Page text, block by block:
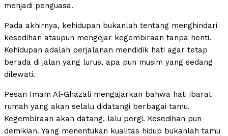
menjadi penguasa.
Pada akhirnya, kehidupan bukanlah tentang menghindari
kesedihan ataupun mengejar kegembiraan tanpa henti.
Kehidupan adalah perjalanan mendidik hati agar tetap
berada di jalan yang lurus, apa pun musim yang sedang
dilewati.
Pesan Imam Al-Ghazali mengajarkan bahwa hati ibarat
rumah yang akan selalu didatangi berbagai tamu.
Kegembiraan akan datang, lalu pergi. Kesedihan pun
demikian. Yang menentukan kualitas hidup bukanlah tamu